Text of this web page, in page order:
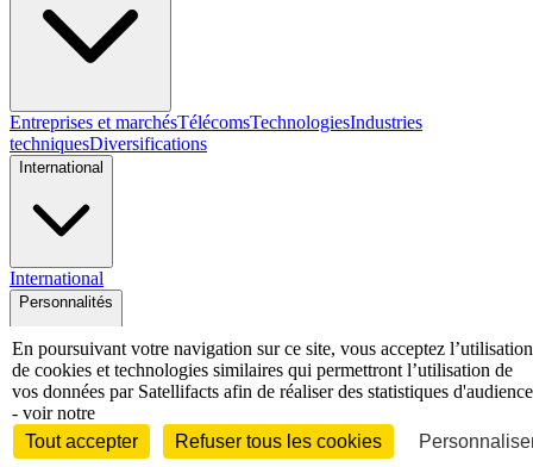
Entreprises et marchésTélécomsTechnologiesIndustries
techniquesDiversifications
International
International
Personnalités
InterviewBiographiesNominations /
mouvementsDistinctionsDisparitions VerbatimAu fil des (e)X
En poursuivant votre navigation sur ce site, vous acceptez l’utilisation
de cookies et technologies similaires qui permettront l’utilisation de
vos données par Satellifacts afin de réaliser des statistiques d'audience
- voir notre
Tout accepter
Refuser tous les cookies